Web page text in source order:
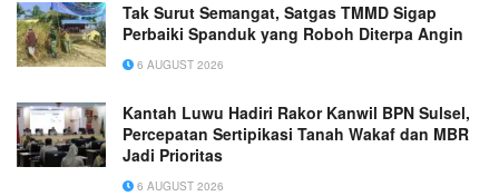
Tak Surut Semangat, Satgas TMMD Sigap
Perbaiki Spanduk yang Roboh Diterpa Angin
6 AUGUST 2026
Kantah Luwu Hadiri Rakor Kanwil BPN Sulsel,
Percepatan Sertipikasi Tanah Wakaf dan MBR
Jadi Prioritas
6 AUGUST 2026